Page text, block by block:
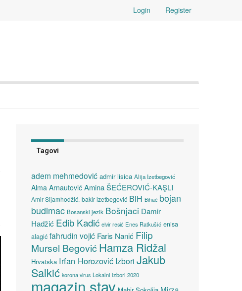
Login Register
Tagovi
adem mehmedović admir lisica Alija Izetbegović
Alma Arnautović Amina ŠEĆEROVIĆ-KAŞLI
Amir Sijamhodžić. bakir izetbegović BiH Bihać bojan
budimac Bosanski jezik Bošnjaci Damir
Hadžić Edib Kadić elvir resić Enes Ratkušić enisa
alagić fahrudin vojić Faris Nanić Filip
Mursel Begović Hamza Ridžal
Hrvatska Irfan Horozović Izbori Jakub
Salkić korona virus Lokalni izbori 2020
magazin stav